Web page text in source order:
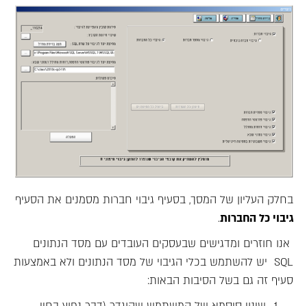
בחלק העליון של המסך, בסעיף גיבוי חברות מסמנים את הסעיף
גיבוי כל החברות.
אנו חוזרים ומדגישים שבעסקים העובדים עם מסד הנתונים
SQL יש להשתמש בכלי הגיבוי של מסד הנתונים ולא באמצעות
סעיף זה גם בשל הסיבות הבאות: